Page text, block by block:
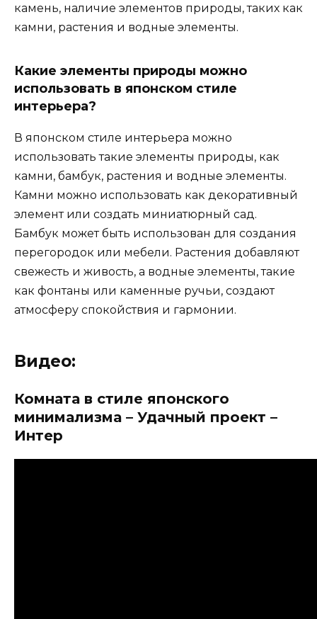
камень, наличие элементов природы, таких как
камни, растения и водные элементы.
Какие элементы природы можно
использовать в японском стиле
интерьера?
В японском стиле интерьера можно
использовать такие элементы природы, как
камни, бамбук, растения и водные элементы.
Камни можно использовать как декоративный
элемент или создать миниатюрный сад.
Бамбук может быть использован для создания
перегородок или мебели. Растения добавляют
свежесть и живость, а водные элементы, такие
как фонтаны или каменные ручьи, создают
атмосферу спокойствия и гармонии.
Видео:
Комната в стиле японского
минимализма – Удачный проект –
Интер